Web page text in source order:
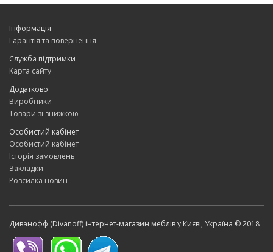
Інформація
Гарантія та повернення
Служба підтримки
Карта сайту
Додатково
Виробники
Товари зі знижкою
Особистий кабінет
Особистий кабінет
Історія замовлень
Закладки
Розсилка новин
Диванофф (Divanoff) інтернет-магазин меблів у Києві, Україна © 2018